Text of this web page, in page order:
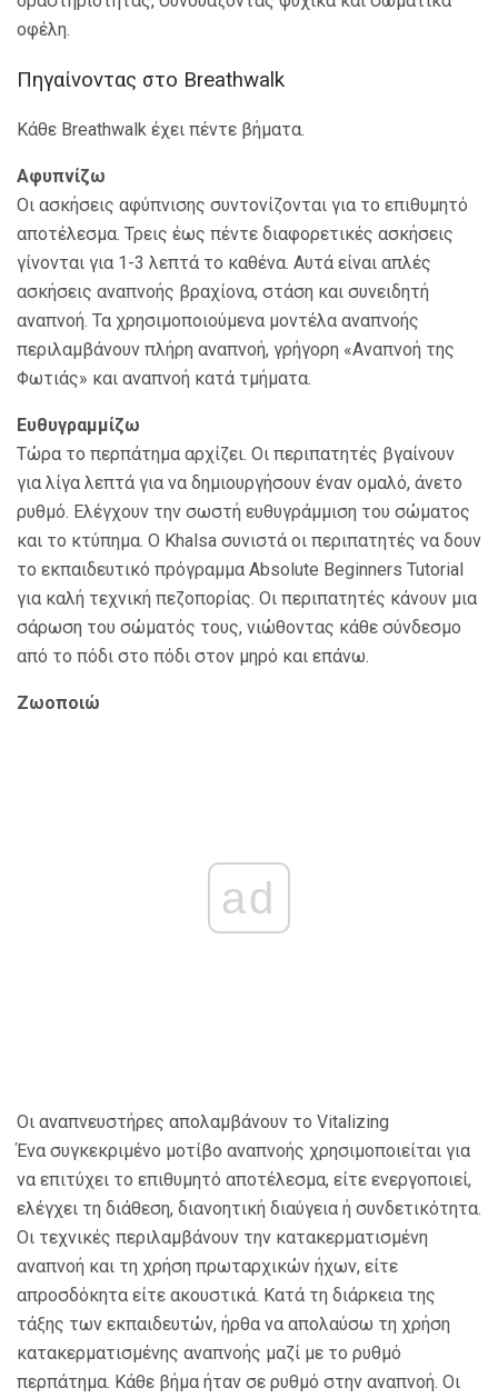
οφέλη.
Πηγαίνοντας στο Breathwalk
Κάθε Breathwalk έχει πέντε βήματα.
Αφυπνίζω
Οι ασκήσεις αφύπνισης συντονίζονται για το επιθυμητό
αποτέλεσμα. Τρεις έως πέντε διαφορετικές ασκήσεις
γίνονται για 1-3 λεπτά το καθένα. Αυτά είναι απλές
ασκήσεις αναπνοής βραχίονα, στάση και συνειδητή
αναπνοή. Τα χρησιμοποιούμενα μοντέλα αναπνοής
περιλαμβάνουν πλήρη αναπνοή, γρήγορη «Αναπνοή της
Φωτιάς» και αναπνοή κατά τμήματα.
Ευθυγραμμίζω
Τώρα το περπάτημα αρχίζει. Οι περιπατητές βγαίνουν
για λίγα λεπτά για να δημιουργήσουν έναν ομαλό, άνετο
ρυθμό. Ελέγχουν την σωστή ευθυγράμμιση του σώματος
και το κτύπημα. Ο Khalsa συνιστά οι περιπατητές να δουν
το εκπαιδευτικό πρόγραμμα Absolute Beginners Tutorial
για καλή τεχνική πεζοπορίας. Οι περιπατητές κάνουν μια
σάρωση του σώματός τους, νιώθοντας κάθε σύνδεσμο
από το πόδι στο πόδι στον μηρό και επάνω.
Ζωοποιώ
ad
Οι αναπνευστήρες απολαμβάνουν το Vitalizing
Ένα συγκεκριμένο μοτίβο αναπνοής χρησιμοποιείται για
να επιτύχει το επιθυμητό αποτέλεσμα, είτε ενεργοποιεί,
ελέγχει τη διάθεση, διανοητική διαύγεια ή συνδετικότητα.
Οι τεχνικές περιλαμβάνουν την κατακερματισμένη
αναπνοή και τη χρήση πρωταρχικών ήχων, είτε
απροσδόκητα είτε ακουστικά. Κατά τη διάρκεια της
τάξης των εκπαιδευτών, ήρθα να απολαύσω τη χρήση
κατακερματισμένης αναπνοής μαζί με το ρυθμό
περπάτημα. Κάθε βήμα ήταν σε ρυθμό στην αναπνοή. Οι